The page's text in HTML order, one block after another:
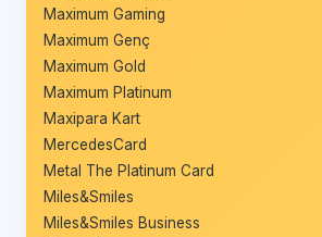
Maximum Gaming
Maximum Genç
Maximum Gold
Maximum Platinum
Maxipara Kart
MercedesCard
Metal The Platinum Card
Miles&Smiles
Miles&Smiles Business